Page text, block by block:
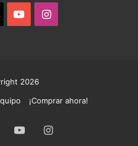
YouTubeInstagram
2026
¡Comprar ahora!
YouTubeInstagram